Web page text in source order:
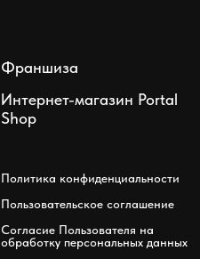
Франшиза
Интернет-магазин Portal
Shop
Политика конфиденциальности
Пользовательское соглашение
Согласие Пользователя на
обработку персональных данных